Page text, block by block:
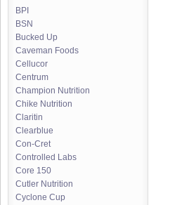
BPI
BSN
Bucked Up
Caveman Foods
Cellucor
Centrum
Champion Nutrition
Chike Nutrition
Claritin
Clearblue
Con-Cret
Controlled Labs
Core 150
Cutler Nutrition
Cyclone Cup